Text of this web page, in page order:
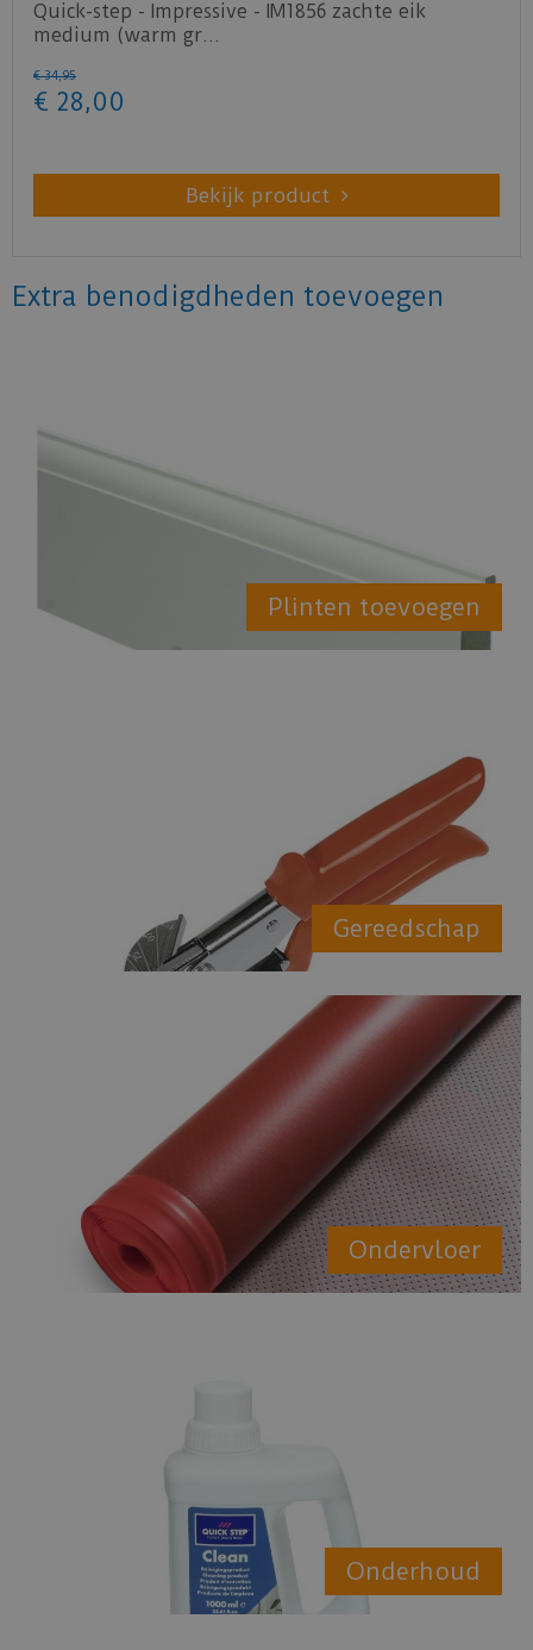
Quick-step - Impressive - IM1856 zachte eik
medium (warm gr…
€ 34,95
€ 28,00
Bekijk product
Extra benodigdheden toevoegen
Plinten toevoegen
Gereedschap
Ondervloer
Onderhoud